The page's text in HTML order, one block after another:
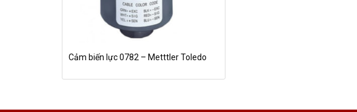
Cảm biến lực 0782 – Metttler Toledo